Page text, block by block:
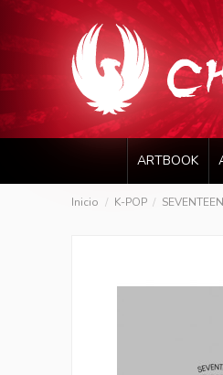
ARTBOOK
Inicio K-POP